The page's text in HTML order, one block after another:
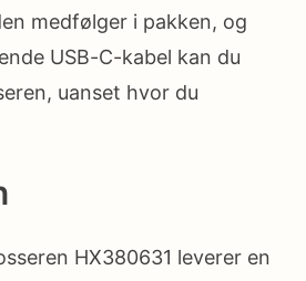
medfølger i pakken, og
USB-C-kabel kan du
uanset hvor du
HX380631 leverer en